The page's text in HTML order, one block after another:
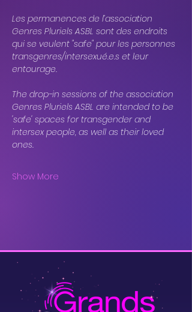
Les permanences de l’association
Genres Pluriels ASBL sont des endroits
qui se veulent "safe" pour les personnes
transgenres/intersexué.e.s et leur
entourage.
The drop-in sessions of the association
Genres Pluriels ASBL are intended to be
'safe' spaces for transgender and
intersex people, as well as their loved
ones.
Show More